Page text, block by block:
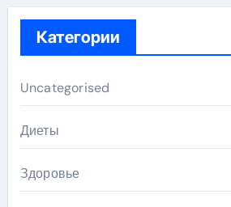
Категории
Uncategorised
Диеты
Здоровье